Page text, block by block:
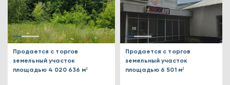
Продается с торгов
земельный участок
площадью 4 020 636 м²
Продается с торгов
земельный участок
площадью 6 501 м²